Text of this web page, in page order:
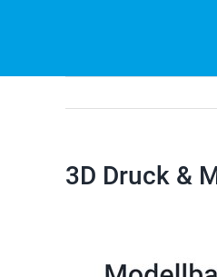
3D Druck &